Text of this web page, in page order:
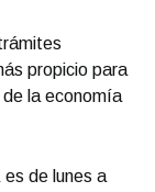
propicio para
la economía
es de lunes a